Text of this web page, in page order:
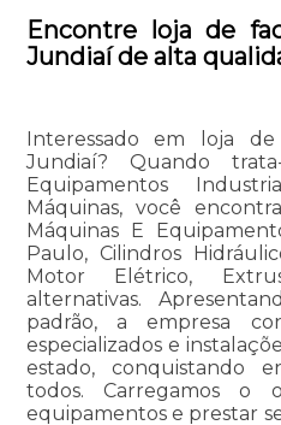
Encontre loja de
Jundiaí de alta
Interessado em loja
Jundiaí? Quando
Equipamentos
Máquinas, você
Máquinas E
Paulo, Cilindros
Motor Elétrico,
alternativas.
padrão, a empresa
especializados e
estado, conquistando
todos. Carregamos o
equipamentos e prestar